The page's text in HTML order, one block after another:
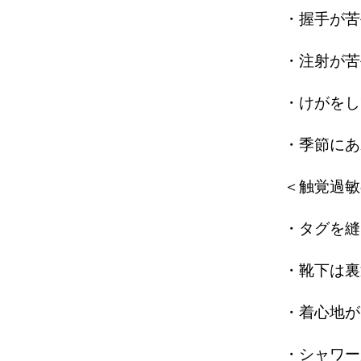
・握手が
・注射が
・けがを
・季節に
＜触覚過
・タグを
・靴下は
・着心地
・シャワ